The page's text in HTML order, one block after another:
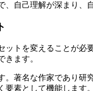
、自己理解が深まり、
ットを変えることが
きます。
。著名な作家であり
素として機能します